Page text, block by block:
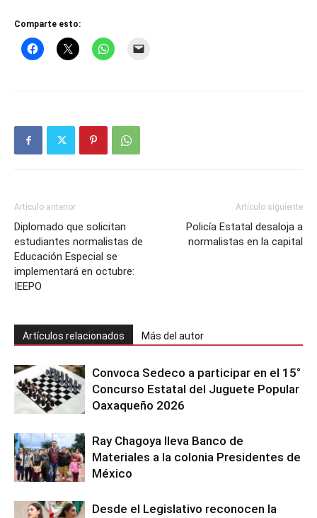
Comparte esto:
Artículo anterior
Diplomado que solicitan
estudiantes normalistas de
Educación Especial se
implementará en octubre:
IEEPO
Artículo siguiente
Policía Estatal desaloja a
normalistas en la capital
Artículos relacionados Más del autor
Convoca Sedeco a participar en el 15°
Concurso Estatal del Juguete Popular
Oaxaqueño 2026
Ray Chagoya lleva Banco de
Materiales a la colonia Presidentes de
México
Desde el Legislativo reconocen la